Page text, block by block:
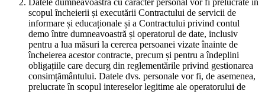
Datele dumneavoastră cu caracter personal vor fi prelucrate în
scopul încheierii și executării Contractului de servicii de
informare și educaționale și a Contractului privind contul
demo între dumneavoastră și operatorul de date, inclusiv
pentru a lua măsuri la cererea persoanei vizate înainte de
încheierea acestor contracte, precum și pentru a îndeplini
obligațiile care decurg din reglementările privind gestionarea
consimțământului. Datele dvs. personale vor fi, de asemenea,
prelucrate în scopul intereselor legitime ale operatorului de